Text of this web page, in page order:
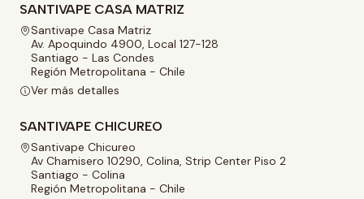
SANTIVAPE CASA MATRIZ
Santivape Casa Matriz
Av. Apoquindo 4900, Local 127-128
Santiago - Las Condes
Región Metropolitana - Chile
Ver más detalles
SANTIVAPE CHICUREO
Santivape Chicureo
Av Chamisero 10290, Colina, Strip Center Piso 2
Santiago - Colina
Región Metropolitana - Chile